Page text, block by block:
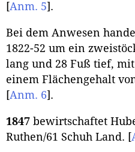
[Anm. 5] .
Bei dem Anwesen
1822-52 um ein
lang und 28 Fuß tief,
einem Flächengehalt
[Anm. 6] .
1847 bewirtschaftet
Ruthen/61 Schuh Land. [